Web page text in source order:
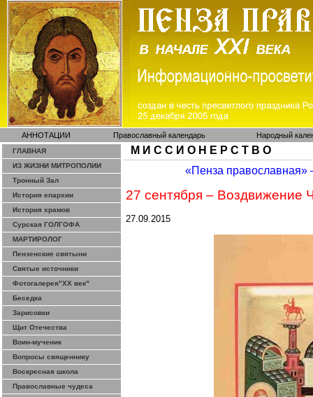
АННОТАЦИИ Православный календарь Народный
ГЛАВНАЯ
ИЗ ЖИЗНИ МИТРОПОЛИИ
Тронный Зал
История епархии
История храмов
Сурская ГОЛГОФА
МАРТИРОЛОГ
Пензенские святыни
Святые источники
Фотогалерея"ХХ век"
Беседка
Зарисовки
Щит Отечества
Воин-мученик
Вопросы священнику
Воскресная школа
Православные чудеса
М И С С И О Н Е Р С Т В О
«Пенза православная»
27 сентября – Воздвижение
27.09.2015